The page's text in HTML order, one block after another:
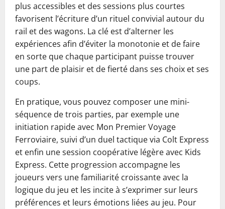
plus accessibles et des sessions plus courtes
favorisent l’écriture d’un rituel convivial autour du
rail et des wagons. La clé est d’alterner les
expériences afin d’éviter la monotonie et de faire
en sorte que chaque participant puisse trouver
une part de plaisir et de fierté dans ses choix et ses
coups.
En pratique, vous pouvez composer une mini-
séquence de trois parties, par exemple une
initiation rapide avec Mon Premier Voyage
Ferroviaire, suivi d’un duel tactique via Colt Express
et enfin une session coopérative légère avec Kids
Express. Cette progression accompagne les
joueurs vers une familiarité croissante avec la
logique du jeu et les incite à s’exprimer sur leurs
préférences et leurs émotions liées au jeu. Pour